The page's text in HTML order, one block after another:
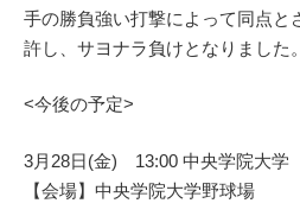
手の勝負強い打撃によって同点と
許し、サヨナラ負けとなりました。
<今後の予定>
3月28日(金) 13:00 中央学院大学
【会場】中央学院大学野球場